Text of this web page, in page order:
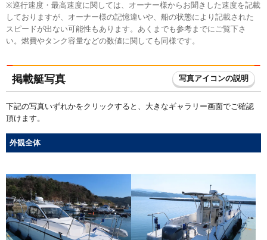
※巡行速度・最高速度に関しては、オーナー様からお聞きした速度を記載
しておりますが、オーナー様の記憶違いや、船の状態により記載された
スピードが出ない可能性もあります。あくまでも参考までにご覧下さ
い。燃費やタンク容量などの数値に関しても同様です。
掲載艇写真 写真アイコンの説明
下記の写真いずれかをクリックすると、大きなギャラリー画面でご確認
頂けます。
外観全体